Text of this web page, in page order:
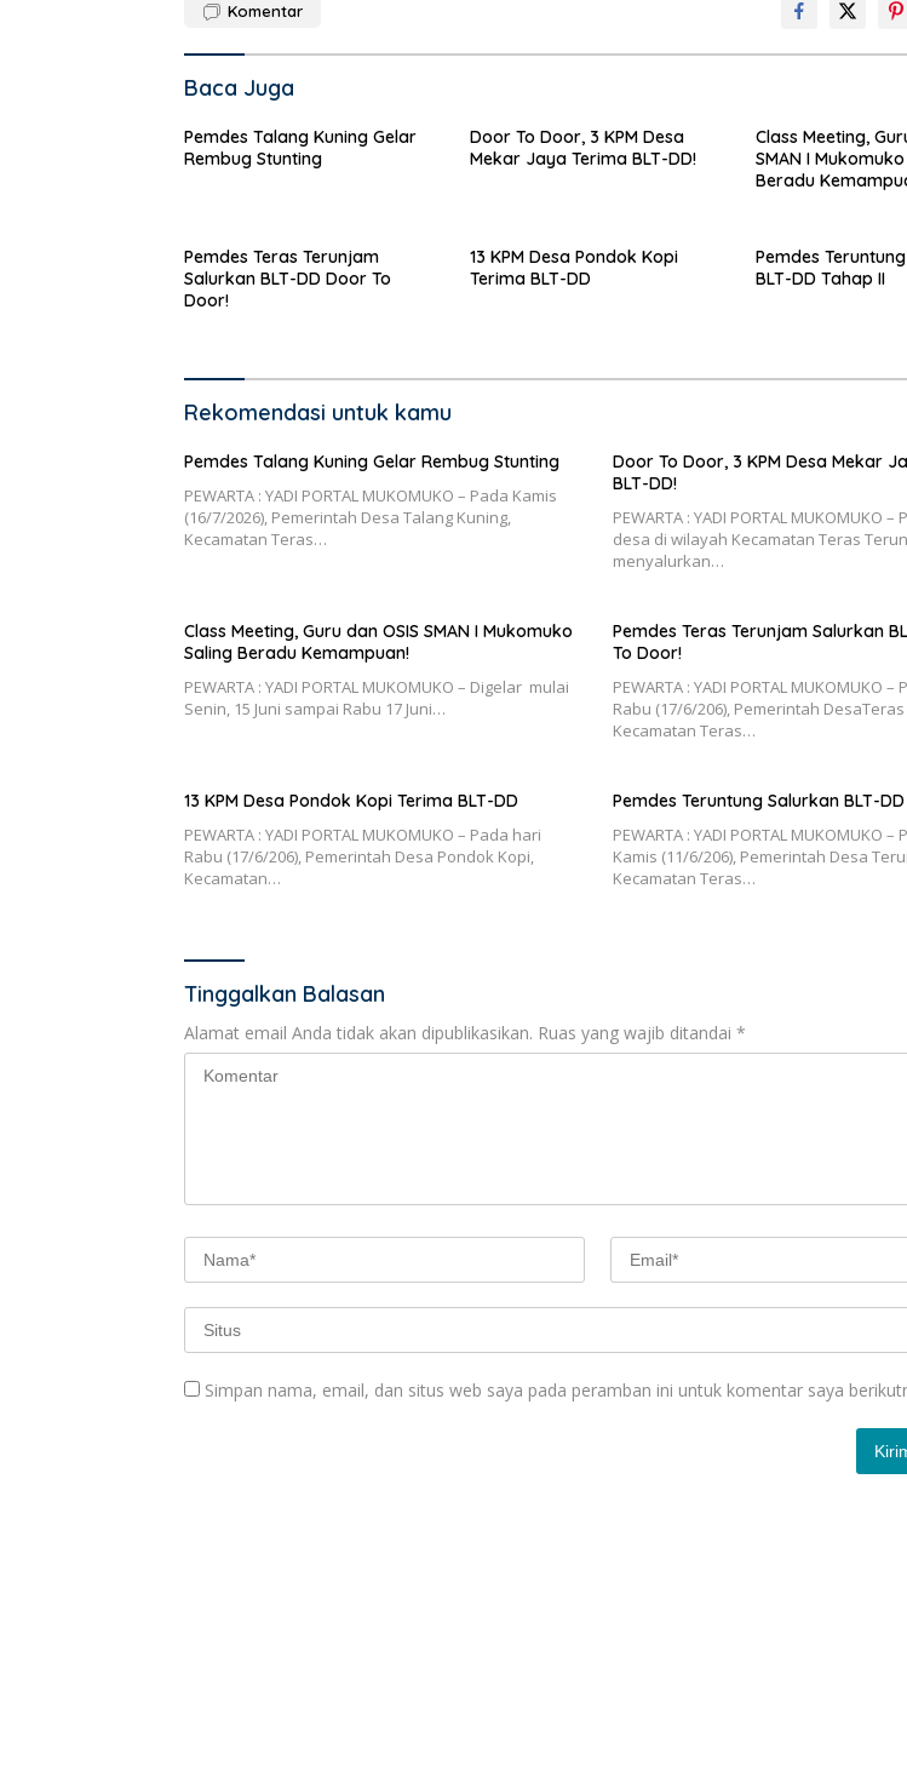
Komentar
Baca Juga
Pemdes Talang Kuning Gelar
Rembug Stunting
Door To Door, 3 KPM Desa
Mekar Jaya Terima BLT-DD!
Class Meeting,
SMAN I
Beradu
Pemdes Teras Terunjam
Salurkan BLT-DD Door To
Door!
13 KPM Desa Pondok Kopi
Terima BLT-DD
Pemdes
BLT-DD Tahap II
Rekomendasi untuk kamu
Pemdes Talang Kuning Gelar Rembug Stunting
PEWARTA : YADI PORTAL MUKOMUKO – Pada Kamis
(16/7/2026), Pemerintah Desa Talang Kuning,
Kecamatan Teras…
Door To Door, 3 KPM Desa Mekar
BLT-DD!
PEWARTA : YADI PORTAL MUKOMUKO
desa di wilayah Kecamatan Teras
menyalurkan…
Class Meeting, Guru dan OSIS SMAN I Mukomuko
Saling Beradu Kemampuan!
PEWARTA : YADI PORTAL MUKOMUKO – Digelar mulai
Senin, 15 Juni sampai Rabu 17 Juni…
Pemdes Teras Terunjam Salurkan
To Door!
PEWARTA : YADI PORTAL MUKOMUKO –
Rabu (17/6/206), Pemerintah
Kecamatan Teras…
13 KPM Desa Pondok Kopi Terima BLT-DD
PEWARTA : YADI PORTAL MUKOMUKO – Pada hari
Rabu (17/6/206), Pemerintah Desa Pondok Kopi,
Kecamatan…
Pemdes Teruntung Salurkan BLT-
PEWARTA : YADI PORTAL MUKOMUKO –
Kamis (11/6/206), Pemerintah Desa
Kecamatan Teras…
Tinggalkan Balasan
Alamat email Anda tidak akan dipublikasikan. Ruas yang wajib ditandai *
Simpan nama, email, dan situs web saya pada peramban ini untuk komentar saya